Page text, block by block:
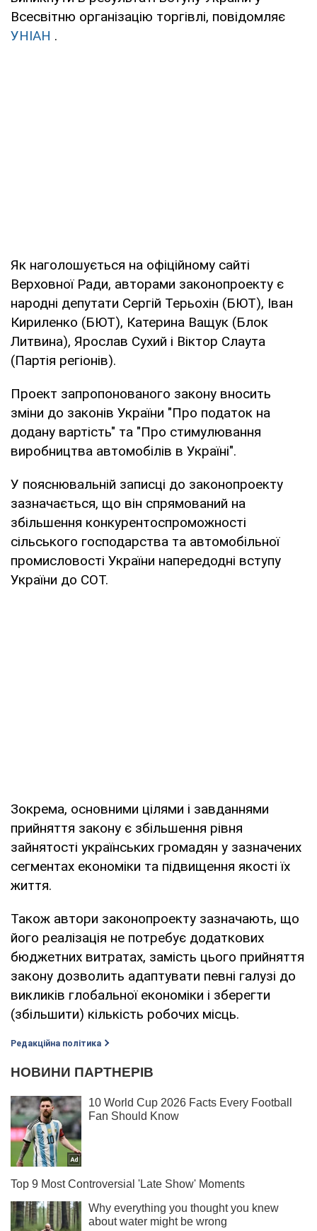
Всесвітню організацію торгівлі, повідомляє
УНІАН .
Як наголошується на офіційному сайті
Верховної Ради, авторами законопроекту є
народні депутати Сергій Терьохін (БЮТ), Іван
Кириленко (БЮТ), Катерина Ващук (Блок
Литвина), Ярослав Сухий і Віктор Слаута
(Партія регіонів).
Проект запропонованого закону вносить
зміни до законів України "Про податок на
додану вартість" та "Про стимулювання
виробництва автомобілів в Україні".
У пояснювальній записці до законопроекту
зазначається, що він спрямований на
збільшення конкурентоспроможності
сільського господарства та автомобільної
промисловості України напередодні вступу
України до СОТ.
Зокрема, основними цілями і завданнями
прийняття закону є збільшення рівня
зайнятості українських громадян у зазначених
сегментах економіки та підвищення якості їх
життя.
Також автори законопроекту зазначають, що
його реалізація не потребує додаткових
бюджетних витратах, замість цього прийняття
закону дозволить адаптувати певні галузі до
викликів глобальної економіки і зберегти
(збільшити) кількість робочих місць.
Редакційна політика